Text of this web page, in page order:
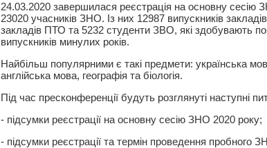
24.03.2020 завершилася реєстрація на основну сесію
23020 учасників ЗНО. Із них 12987 випускників
закладів ПТО та 5232 студенти ЗВО, які здобувають
випускників минулих років.
Найбільш популярними є такі предмети: українська
англійська мова, географія та біологія.
Під час пресконференції будуть розглянуті наступні
- підсумки реєстрації на основну сесію ЗНО 2020 року;
- підсумки реєстрації та термін проведення пробного